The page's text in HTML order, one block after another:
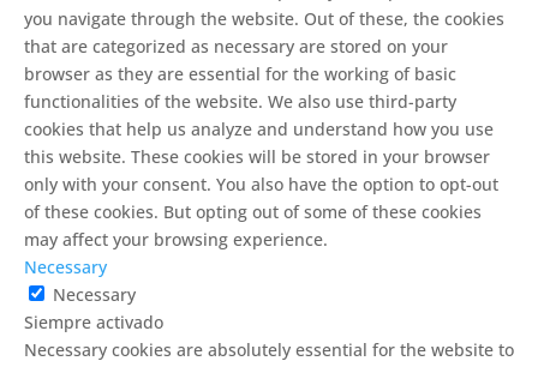
you navigate through the website. Out of these, the cookies
that are categorized as necessary are stored on your
browser as they are essential for the working of basic
functionalities of the website. We also use third-party
cookies that help us analyze and understand how you use
this website. These cookies will be stored in your browser
only with your consent. You also have the option to opt-out
of these cookies. But opting out of some of these cookies
may affect your browsing experience.
Necessary
Necessary
Siempre activado
Necessary cookies are absolutely essential for the website to